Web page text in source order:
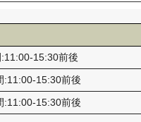
15:30前後
:11:00-15:30前後
:11:00-15:30前後